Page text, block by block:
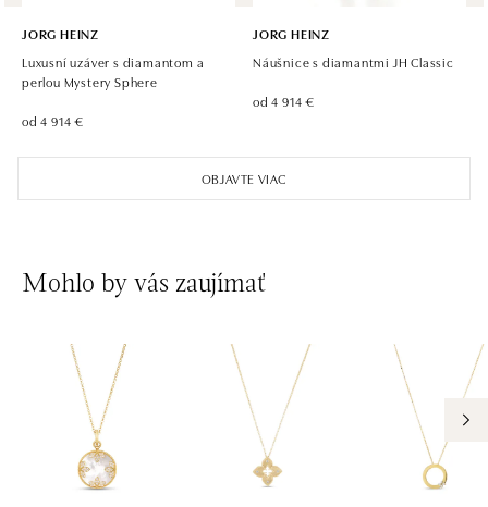
OBJAVTE VIAC
JORG HEINZ
Luxusní uzáver s diamantom a
perlou Mystery Sphere
od 4 914 €
JORG HEINZ
Náušnice s diamantmi JH Classic
od 4 914 €
Mohlo by vás zaujímať